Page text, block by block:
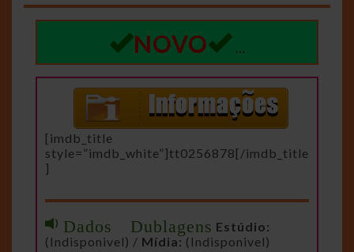
NOVO …
[imdb_title
style=”imdb_white”]tt0256878[/imdb_title
]
Dados Dublagens Estúdio:
(Indisponivel) / Mídia:(Indisponivel)